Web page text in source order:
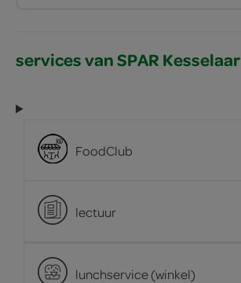
services van SPAR Kesselaar
FoodClub
lectuur
lunchservice (winkel)